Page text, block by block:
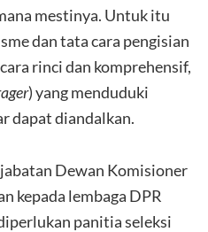
mestinya. Untuk itu
dan tata cara pengisian
rinci dan komprehensif,
) yang menduduki
dapat diandalkan.
Dewan Komisioner
kepada lembaga DPR
panitia seleksi